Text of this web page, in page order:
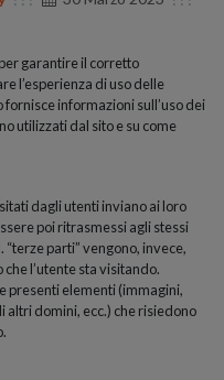
garantire il corretto
l’esperienza di uso delle
informazioni sull’uso dei
utilizzati dal sito e su come
dagli utenti inviano ai loro
poi ritrasmessi agli stessi
parti” vengono, invece,
l’utente sta visitando.
presenti elementi (immagini,
altri domini, ecc.) che risiedono